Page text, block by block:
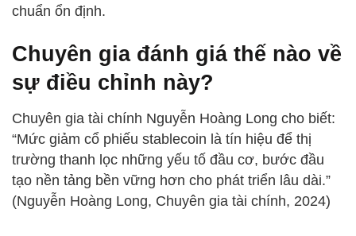
chuẩn ổn định.
Chuyên gia đánh giá thế nào về
sự điều chỉnh này?
Chuyên gia tài chính Nguyễn Hoàng Long cho biết:
“Mức giảm cổ phiếu stablecoin là tín hiệu để thị
trường thanh lọc những yếu tố đầu cơ, bước đầu
tạo nền tảng bền vững hơn cho phát triển lâu dài.”
(Nguyễn Hoàng Long, Chuyên gia tài chính, 2024)